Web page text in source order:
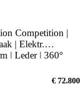
Competition |
| Elektr.
| Leder | 360°
€ 72.800